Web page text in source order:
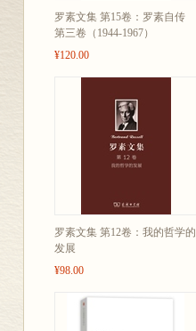
罗素文集 第15卷：罗素自传
第三卷（1944-1967）
¥120.00
罗素文集 第12卷：我的哲学的
发展
¥98.00